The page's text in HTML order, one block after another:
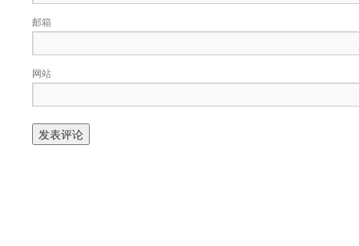
邮箱
网站